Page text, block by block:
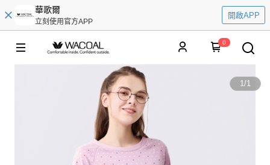
華歌爾
立刻使用官方APP
開啟APP
0
1/1